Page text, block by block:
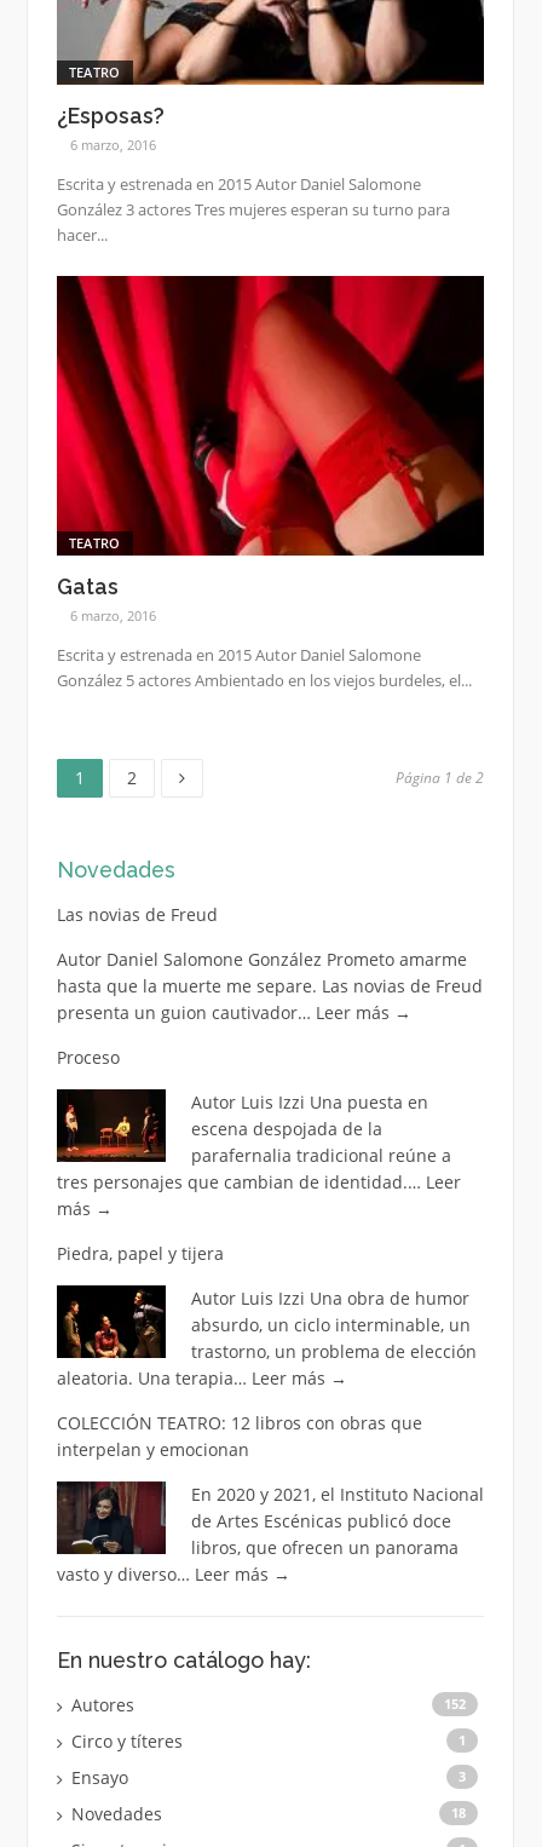
TEATRO
¿Esposas?
6 marzo, 2016
Escrita y estrenada en 2015 Autor Daniel Salomone
González 3 actores Tres mujeres esperan su turno para
hacer...
TEATRO
Gatas
6 marzo, 2016
Escrita y estrenada en 2015 Autor Daniel Salomone
González 5 actores Ambientado en los viejos burdeles, el...
Paginación
entradas
Página
1 Página
2 Página 1 de 2
Novedades
Las novias de Freud
Autor Daniel Salomone González Prometo amarme
hasta que la muerte me separe. Las novias de Freud
presenta un guion cautivador… Leer más →
Proceso
Autor Luis Izzi Una puesta en
escena despojada de la
parafernalia tradicional reúne a
tres personajes que cambian de identidad.… Leer
más →
Piedra, papel y tijera
Autor Luis Izzi Una obra de humor
absurdo, un ciclo interminable, un
trastorno, un problema de elección
aleatoria. Una terapia… Leer más →
COLECCIÓN TEATRO: 12 libros con obras que
interpelan y emocionan
En 2020 y 2021, el Instituto Nacional
de Artes Escénicas publicó doce
libros, que ofrecen un panorama
vasto y diverso… Leer más →
En nuestro catálogo hay:
Autores 152
Circo y títeres 1
Ensayo 3
Novedades 18